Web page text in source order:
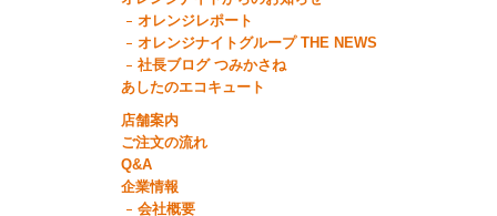
オレンジレポート
オレンジナイトグループ THE NEWS
社長ブログ つみかさね
あしたのエコキュート
店舗案内
ご注文の流れ
Q&A
企業情報
会社概要